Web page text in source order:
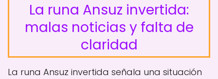
La runa Ansuz invertida:
malas noticias y falta de
claridad
La runa Ansuz invertida señala una situación